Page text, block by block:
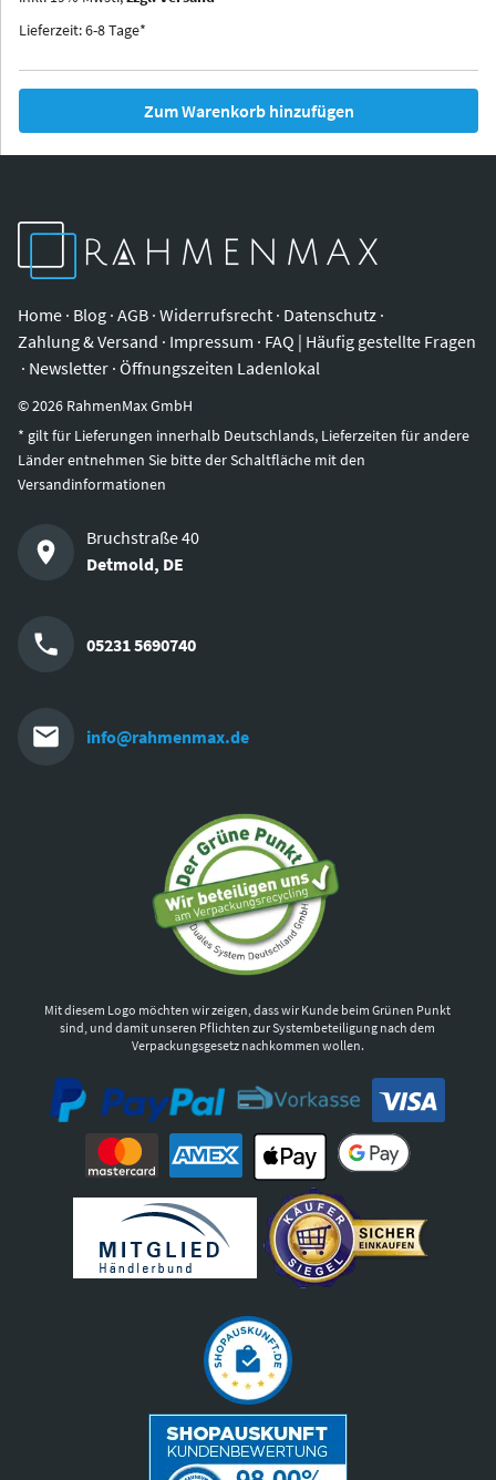
Iowa
Lieferzeit: 6-8 Tage*
Zum Warenkorb hinzufügen
Home · Blog · AGB · Widerrufsrecht · Datenschutz ·
Zahlung & Versand · Impressum · FAQ | Häufig gestellte Fragen
· Newsletter · Öffnungszeiten Ladenlokal
©2026 RahmenMax GmbH
* gilt für Lieferungen innerhalb Deutschlands, Lieferzeiten für andere
Länder entnehmen Sie bitte der Schaltfläche mit den
Versandinformationen
Bruchstraße 40
Detmold, DE
05231 5690740
info@rahmenmax.de
Mit diesem Logo möchten wir zeigen, dass wir Kunde beim Grünen Punkt
sind, und damit unseren Pflichten zur Systembeteiligung nach dem
Verpackungsgesetz nachkommen wollen.